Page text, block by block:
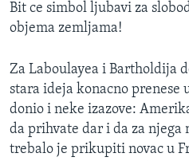
Bit ce simbol ljubavi za
objema zemljama!
Za Laboulayea i Bartholdija
stara ideja konacno prenese
donio i neke izazove:
da prihvate dar i da za
trebalo je prikupiti novac u